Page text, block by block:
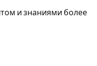
и знаниями более